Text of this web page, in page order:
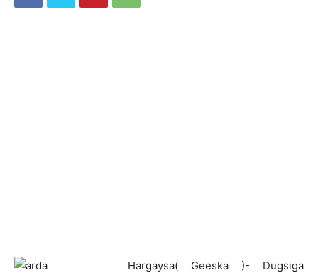
Hargaysa( Geeska )- Dugsiga